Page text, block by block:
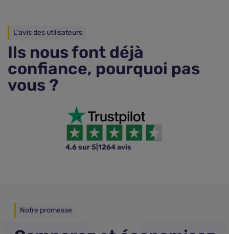
L'avis des utilisateurs
Ils nous font déjà
confiance, pourquoi pas
vous ?
4,6 sur 5 1264 avis
Notre promesse